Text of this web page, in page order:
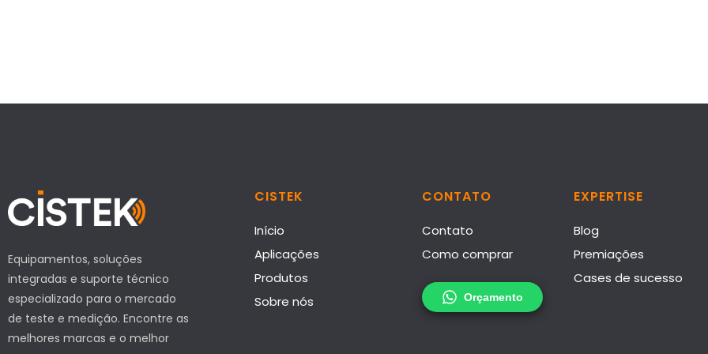
Equipamentos, soluções
integradas e suporte técnico
especializado para o mercado
de teste e medição. Encontre as
melhores marcas e o melhor
CISTEK
Início
Aplicações
Produtos
Sobre nós
CONTATO
Contato
Como comprar
EXPERTISE
Blog
Premiações
Cases de sucesso